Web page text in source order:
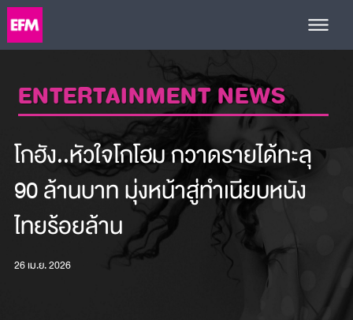
ENTERTAINMENT NEWS
โกฮัง..หัวใจโกโฮม กวาดรายได้ทะลุ
90 ล้านบาท มุ่งหน้าสู่ทำเนียบหนัง
ไทยร้อยล้าน
26 เม.ย. 2026